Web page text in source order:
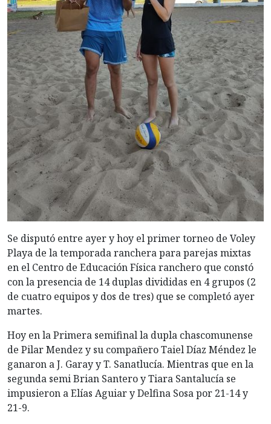
Se disputó entre ayer y hoy el primer torneo de Voley
Playa de la temporada ranchera para parejas mixtas
en el Centro de Educación Física ranchero que constó
con la presencia de 14 duplas divididas en 4 grupos (2
de cuatro equipos y dos de tres) que se completó ayer
martes.
Hoy en la Primera semifinal la dupla chascomunense
de Pilar Mendez y su compañero Taiel Díaz Méndez le
ganaron a J. Garay y T. Sanatlucía. Mientras que en la
segunda semi Brian Santero y Tiara Santalucía se
impusieron a Elías Aguiar y Delfina Sosa por 21-14 y
21-9.